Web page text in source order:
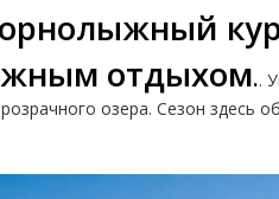
отдыхом..
озера. Сезон здесь